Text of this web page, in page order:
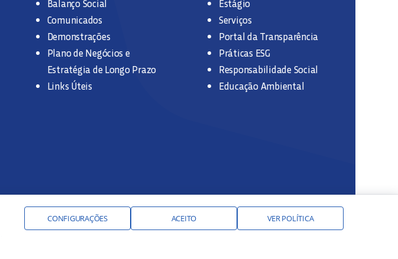
Balanço Social
Comunicados
Demonstrações
Plano de Negócios e
Estratégia de Longo Prazo
Links Úteis
Estágio
Serviços
Portal da Transparência
Práticas ESG
Responsabilidade Social
Educação Ambiental
CONFIGURAÇÕES ACEITO VER POLÍTICA